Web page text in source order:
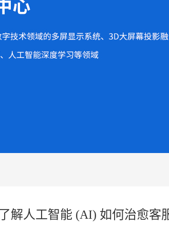
解人工智能 (AI) 如何治愈客